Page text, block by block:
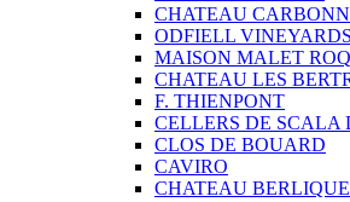
CHATEAU
ODFIELL VINEYARDS
MAISON MALET
CHATEAU LES
F. THIENPONT
CELLERS DE SCALA
CLOS DE BOUARD
CAVIRO
CHATEAU